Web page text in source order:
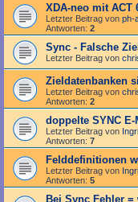
XDA-neo mit
Letzter Beitrag von ph-
Antworten: 2
Sync - Falsche
Letzter Beitrag von
Zieldatenbanken
Letzter Beitrag von
Antworten: 2
doppelte SYNC E-
Letzter Beitrag von
Antworten: 7
Felddefinitionen
Letzter Beitrag von
Antworten: 5
Bei Sync Fehler